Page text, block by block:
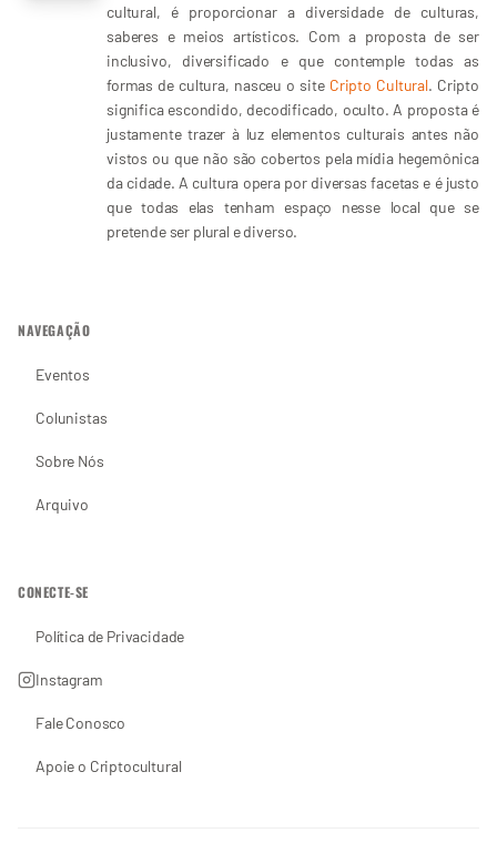
cultural, é proporcionar a diversidade de culturas,
saberes e meios artísticos. Com a proposta de ser
inclusivo, diversificado e que contemple todas as
formas de cultura, nasceu o site Cripto Cultural. Cripto
significa escondido, decodificado, oculto. A proposta é
justamente trazer à luz elementos culturais antes não
vistos ou que não são cobertos pela mídia hegemônica
da cidade. A cultura opera por diversas facetas e é justo
que todas elas tenham espaço nesse local que se
pretende ser plural e diverso.
NAVEGAÇÃO
Eventos
Colunistas
Sobre Nós
Arquivo
CONECTE-SE
Política de Privacidade
Instagram
Fale Conosco
Apoie o Criptocultural